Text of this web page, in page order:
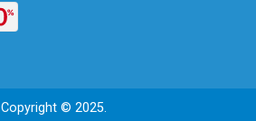
Copyright © 2025.